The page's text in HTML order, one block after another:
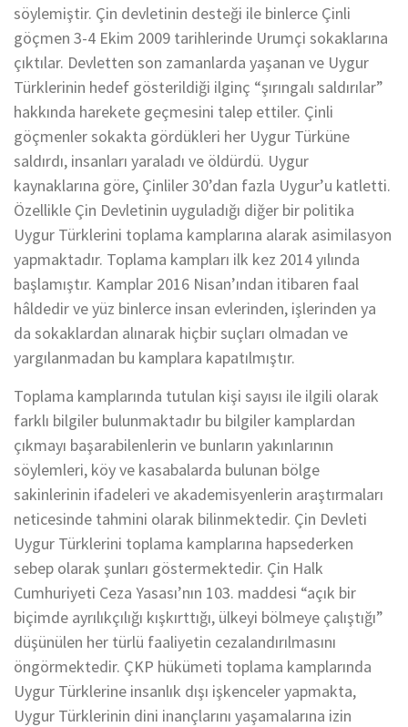
söylemiştir. Çin devletinin desteği ile binlerce Çinli
göçmen 3-4 Ekim 2009 tarihlerinde Urumçi sokaklarına
çıktılar. Devletten son zamanlarda yaşanan ve Uygur
Türklerinin hedef gösterildiği ilginç “şırıngalı saldırılar”
hakkında harekete geçmesini talep ettiler. Çinli
göçmenler sokakta gördükleri her Uygur Türküne
saldırdı, insanları yaraladı ve öldürdü. Uygur
kaynaklarına göre, Çinliler 30’dan fazla Uygur’u katletti.
Özellikle Çin Devletinin uyguladığı diğer bir politika
Uygur Türklerini toplama kamplarına alarak asimilasyon
yapmaktadır. Toplama kampları ilk kez 2014 yılında
başlamıştır. Kamplar 2016 Nisan’ından itibaren faal
hâldedir ve yüz binlerce insan evlerinden, işlerinden ya
da sokaklardan alınarak hiçbir suçları olmadan ve
yargılanmadan bu kamplara kapatılmıştır.
Toplama kamplarında tutulan kişi sayısı ile ilgili olarak
farklı bilgiler bulunmaktadır bu bilgiler kamplardan
çıkmayı başarabilenlerin ve bunların yakınlarının
söylemleri, köy ve kasabalarda bulunan bölge
sakinlerinin ifadeleri ve akademisyenlerin araştırmaları
neticesinde tahmini olarak bilinmektedir. Çin Devleti
Uygur Türklerini toplama kamplarına hapsederken
sebep olarak şunları göstermektedir. Çin Halk
Cumhuriyeti Ceza Yasası’nın 103. maddesi “açık bir
biçimde ayrılıkçılığı kışkırttığı, ülkeyi bölmeye çalıştığı”
düşünülen her türlü faaliyetin cezalandırılmasını
öngörmektedir. ÇKP hükümeti toplama kamplarında
Uygur Türklerine insanlık dışı işkenceler yapmakta,
Uygur Türklerinin dini inançlarını yaşamalarına izin